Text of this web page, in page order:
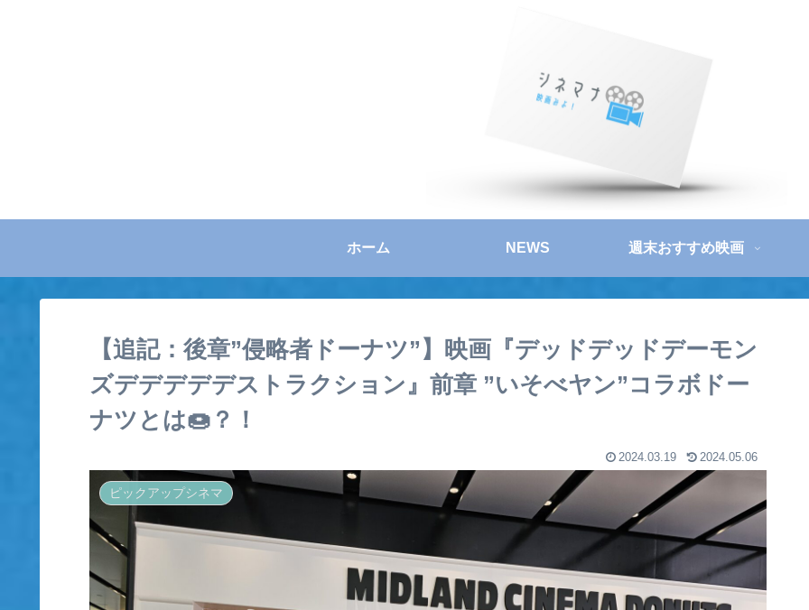
ホーム NEWS 週末おすすめ映画
【追記：後章”侵略者ドーナツ”】映画『デッドデッドデーモン
ズデデデデデストラクション』前章 ”いそべヤン”コラボドー
ナツとは🍩？！
2024.03.19 2024.05.06
ピックアップシネマ